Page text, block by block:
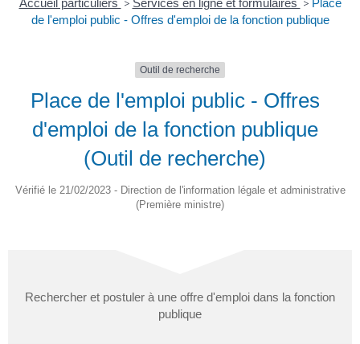
Accueil particuliers > Services en ligne et formulaires > Place
de l'emploi public - Offres d'emploi de la fonction publique
Outil de recherche
Place de l'emploi public - Offres
d'emploi de la fonction publique
(Outil de recherche)
Vérifié le 21/02/2023 - Direction de l'information légale et administrative
(Première ministre)
Rechercher et postuler à une offre d'emploi dans la fonction
publique